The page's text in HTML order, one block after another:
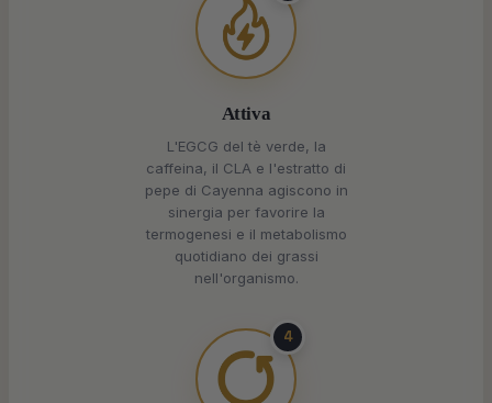
Attiva
L'EGCG del tè verde, la
caffeina, il CLA e l'estratto di
pepe di Cayenna agiscono in
sinergia per favorire la
termogenesi e il metabolismo
quotidiano dei grassi
nell'organismo.
4